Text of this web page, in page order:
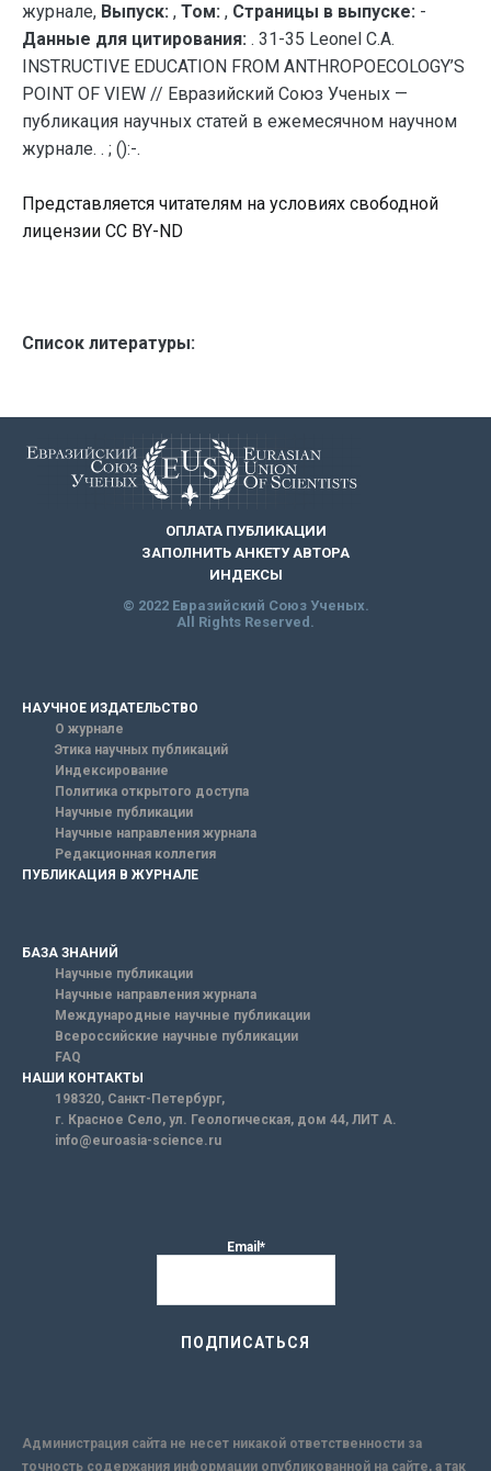
журнале, Выпуск: , Том: , Страницы в выпуске: -
Данные для цитирования: . 31-35 Leonel C.A.
INSTRUCTIVE EDUCATION FROM ANTHROPOECOLOGY’S
POINT OF VIEW // Евразийский Союз Ученых —
публикация научных статей в ежемесячном научном
журнале. . ; ():-.
Представляется читателям на условиях свободной
лицензии CC BY-ND
Список литературы:
ОПЛАТА ПУБЛИКАЦИИ
ЗАПОЛНИТЬ АНКЕТУ АВТОРА
ИНДЕКСЫ
© 2022 Евразийский Союз Ученых.
All Rights Reserved.
НАУЧНОЕ ИЗДАТЕЛЬСТВО
О журнале
Этика научных публикаций
Индексирование
Политика открытого доступа
Научные публикации
Научные направления журнала
Редакционная коллегия
ПУБЛИКАЦИЯ В ЖУРНАЛЕ
БАЗА ЗНАНИЙ
Научные публикации
Научные направления журнала
Международные научные публикации
Всероссийские научные публикации
FAQ
НАШИ КОНТАКТЫ
198320, Санкт-Петербург,
г. Красное Село, ул. Геологическая, дом 44, ЛИТ А.
info@euroasia-science.ru
Email*
Администрация сайта не несет никакой ответственности за
точность содержания информации опубликованной на сайте, а так